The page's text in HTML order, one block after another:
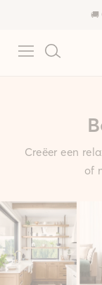
🚚
Creëer een
of